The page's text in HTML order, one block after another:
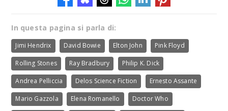
In questa pagina si parla di:
Jimi Hendrix David Bowie Elton John Pink Floyd
Rolling Stones Ray Bradbury Philip K. Dick
Andrea Pelliccia Delos Science Fiction Ernesto Assante
Mario Gazzola Elena Romanello Doctor Who